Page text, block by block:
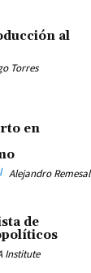
al
Torres
en
Alejandro Remesal
de
Institute